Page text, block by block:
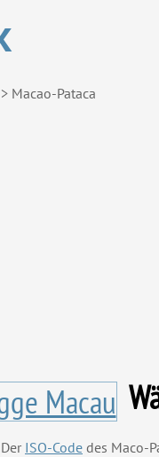
Macao-Pataca
Der ISO-Code des Maco-